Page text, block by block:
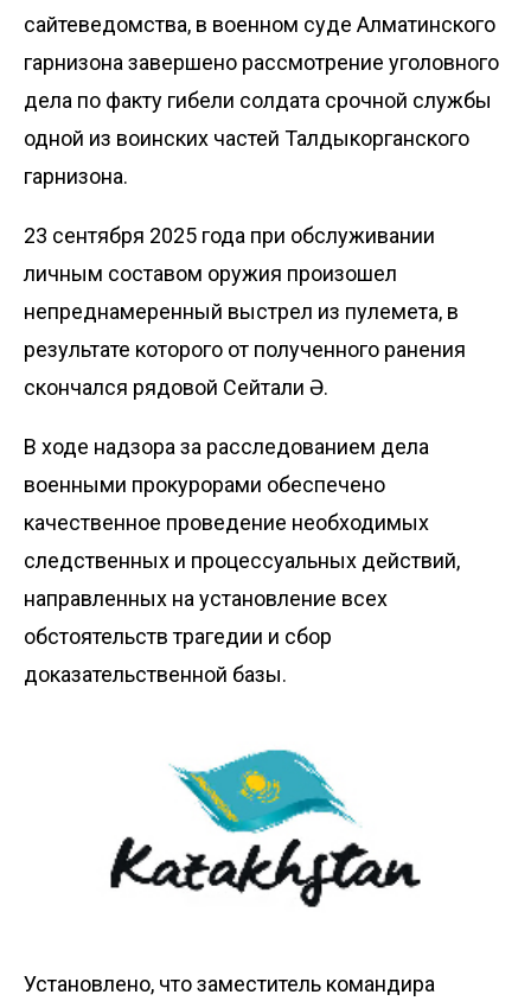
сайтеведомства, в военном суде Алматинского
гарнизона завершено рассмотрение уголовного
дела по факту гибели солдата срочной службы
одной из воинских частей Талдыкорганского
гарнизона.
23 сентября 2025 года при обслуживании
личным составом оружия произошел
непреднамеренный выстрел из пулемета, в
результате которого от полученного ранения
скончался рядовой Сейтқали Ә.
В ходе надзора за расследованием дела
военными прокурорами обеспечено
качественное проведение необходимых
следственных и процессуальных действий,
направленных на установление всех
обстоятельств трагедии и сбор
доказательственной базы.
Установлено, что заместитель командира